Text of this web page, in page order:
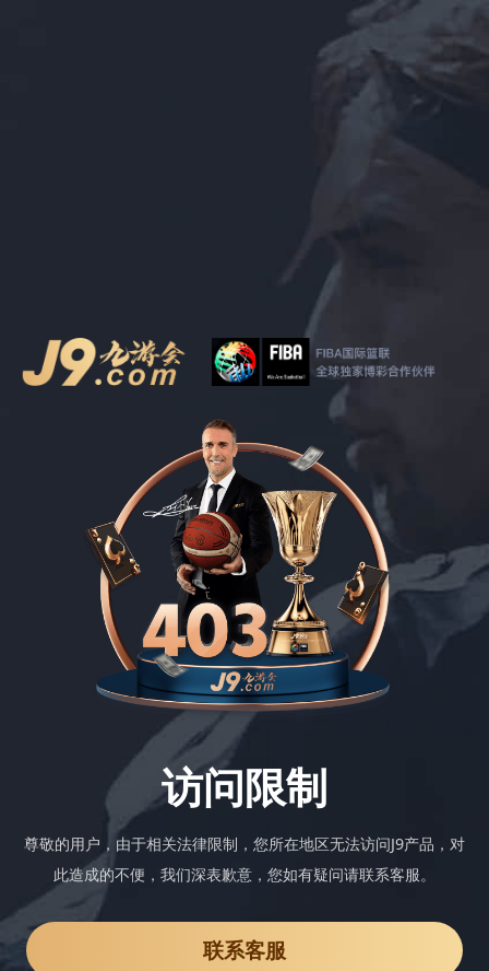
访问限制
尊敬的用户，由于相关法律限制，您所在地区无法访问J9产品，对
此造成的不便，我们深表歉意，您如有疑问请联系客服。
联系客服